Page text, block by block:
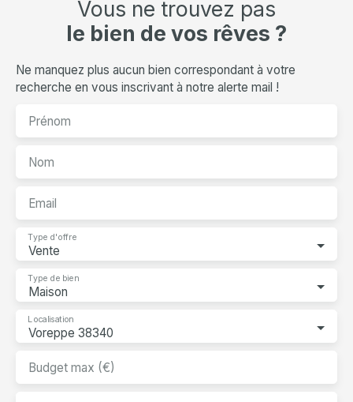
Vous ne trouvez pas
le bien de vos rêves ?
Ne manquez plus aucun bien correspondant à votre
recherche en vous inscrivant à notre alerte mail !
Prénom
Nom
Email
Vente
Type d'offre
Maison
Type de bien
Voreppe 38340
Localisation
Budget max (€)